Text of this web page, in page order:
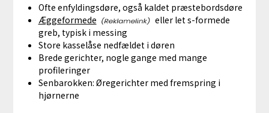
Ofte enfyldingsdøre, også kaldet præstebordsdøre
Æggeformede
eller let s-formede
greb, typisk i messing
Store kasselåse nedfældet i døren
Brede gerichter, nogle gange med mange
profileringer
Senbarokken: Øregerichter med fremspring i
hjørnerne